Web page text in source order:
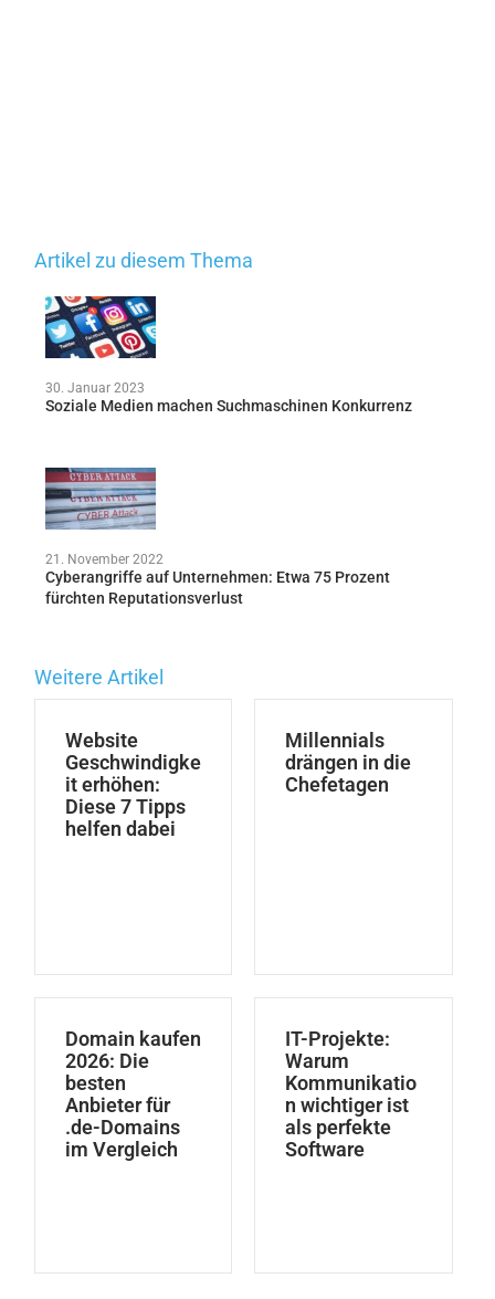
Artikel zu diesem Thema
30. Januar 2023
Soziale Medien machen Suchmaschinen Konkurrenz
21. November 2022
Cyberangriffe auf Unternehmen: Etwa 75 Prozent
fürchten Reputationsverlust
Weitere Artikel
Website
Geschwindigke
it erhöhen:
Diese 7 Tipps
helfen dabei
Millennials
drängen in die
Chefetagen
Domain kaufen
2026: Die
besten
Anbieter für
.de-Domains
im Vergleich
IT-Projekte:
Warum
Kommunikatio
n wichtiger ist
als perfekte
Software